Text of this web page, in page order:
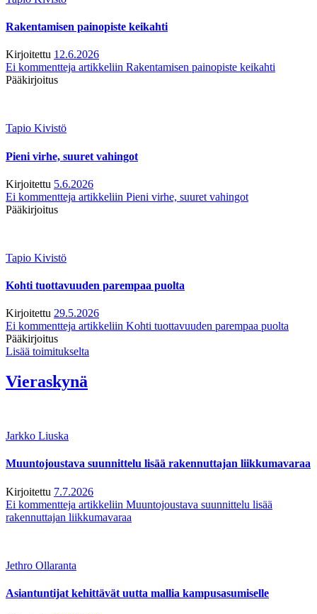
Rakentamisen painopiste keikahti
Kirjoitettu 12.6.2026
Ei kommentteja artikkeliin Rakentamisen painopiste keikahti
Pääkirjoitus
Tapio Kivistö
Pieni virhe, suuret vahingot
Kirjoitettu 5.6.2026
Ei kommentteja artikkeliin Pieni virhe, suuret vahingot
Pääkirjoitus
Tapio Kivistö
Kohti tuottavuuden parempaa puolta
Kirjoitettu 29.5.2026
Ei kommentteja artikkeliin Kohti tuottavuuden parempaa puolta
Pääkirjoitus
Lisää toimitukselta
Vieraskynä
Jarkko Liuska
Muuntojoustava suunnittelu lisää rakennuttajan liikkumavaraa
Kirjoitettu 7.7.2026
Ei kommentteja artikkeliin Muuntojoustava suunnittelu lisää
rakennuttajan liikkumavaraa
Jethro Ollaranta
Asiantuntijat kehittävät uutta mallia kampusasumiselle